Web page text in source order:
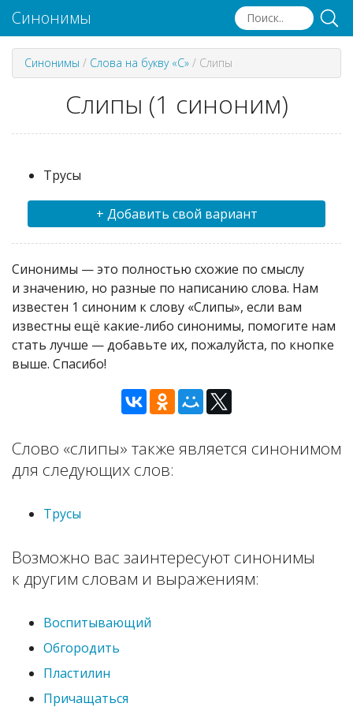
Синонимы
Синонимы / Слова на букву «С» / Слипы
Слипы (1 синоним)
Трусы
+ Добавить свой вариант
Синонимы — это полностью схожие по смыслу
и значению, но разные по написанию слова. Нам
известен 1 синоним к слову «Слипы», если вам
известны ещё какие-либо синонимы, помогите нам
стать лучше — добавьте их, пожалуйста, по кнопке
выше. Спасибо!
Слово «слипы» также является синонимом
для следующих слов:
Трусы
Возможно вас заинтересуют синонимы
к другим словам и выражениям:
Воспитывающий
Обгородить
Пластилин
Причащаться